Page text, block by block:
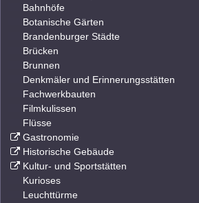
Bahnhöfe
Botanische Gärten
Brandenburger Städte
Brücken
Brunnen
Denkmäler und Erinnerungsstätten
Fachwerkbauten
Filmkulissen
Flüsse
Gastronomie
Historische Gebäude
Kultur- und Sportstätten
Kurioses
Leuchttürme